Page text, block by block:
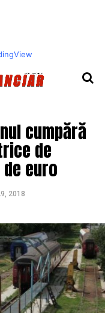
cumpără
de
euro
2018